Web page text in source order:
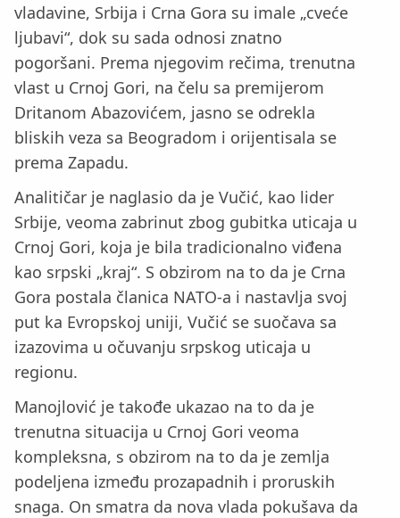
vladavine, Srbija i Crna Gora su imale „cveće
ljubavi“, dok su sada odnosi znatno
pogoršani. Prema njegovim rečima, trenutna
vlast u Crnoj Gori, na čelu sa premijerom
Dritanom Abazovićem, jasno se odrekla
bliskih veza sa Beogradom i orijentisala se
prema Zapadu.
Analitičar je naglasio da je Vučić, kao lider
Srbije, veoma zabrinut zbog gubitka uticaja u
Crnoj Gori, koja je bila tradicionalno viđena
kao srpski „kraj“. S obzirom na to da je Crna
Gora postala članica NATO-a i nastavlja svoj
put ka Evropskoj uniji, Vučić se suočava sa
izazovima u očuvanju srpskog uticaja u
regionu.
Manojlović je takođe ukazao na to da je
trenutna situacija u Crnoj Gori veoma
kompleksna, s obzirom na to da je zemlja
podeljena između prozapadnih i proruskih
snaga. On smatra da nova vlada pokušava da